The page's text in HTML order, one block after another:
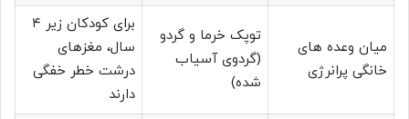
میان وعده های
خانگی پرانرژی
توپک خرما و گردو
(گردوی آسیاب
شده)
برای کودکان زیر ۴
سال، مغزهای
درشت خطر خفگی
دارند